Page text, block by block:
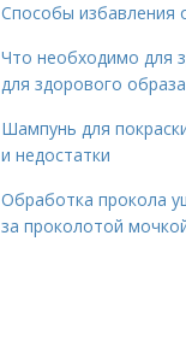
Способы избавления
Что необходимо для
для здорового
Шампунь для
и недостатки
Обработка прокола
за проколотой